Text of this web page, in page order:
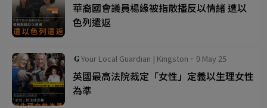
華裔國會議員楊緣被指散播反以情緒 遭以
色列遣返
Your Local Guardian | Kingston．9 May 25
英國最高法院裁定「女性」定義以生理女性
為準